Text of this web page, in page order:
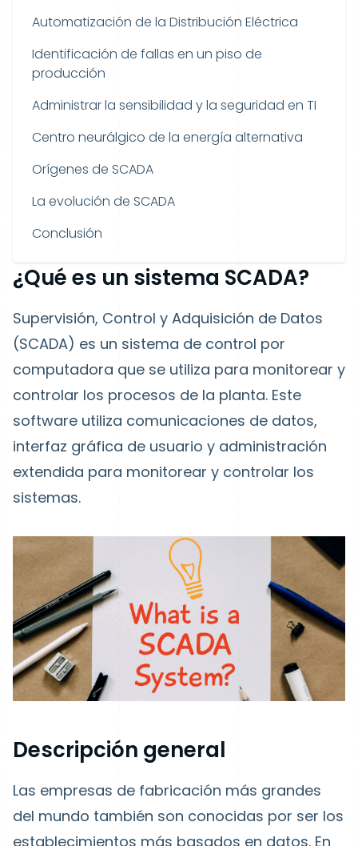
Automatización de la Distribución Eléctrica
Identificación de fallas en un piso de
producción
Administrar la sensibilidad y la seguridad en TI
Centro neurálgico de la energía alternativa
Orígenes de SCADA
La evolución de SCADA
Conclusión
¿Qué es un sistema SCADA?
Supervisión, Control y Adquisición de Datos
(SCADA) es un sistema de control por
computadora que se utiliza para monitorear y
controlar los procesos de la planta. Este
software utiliza comunicaciones de datos,
interfaz gráfica de usuario y administración
extendida para monitorear y controlar los
sistemas.
Descripción general
Las empresas de fabricación más grandes
del mundo también son conocidas por ser los
establecimientos más basados en datos. En